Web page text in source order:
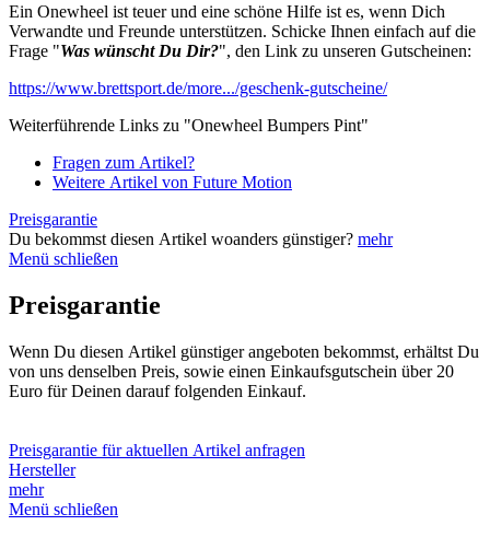
Ein Onewheel ist teuer und eine schöne Hilfe ist es, wenn Dich
Verwandte und Freunde unterstützen. Schicke Ihnen einfach auf die
Frage "Was wünscht Du Dir?", den Link zu unseren Gutscheinen:
https://www.brettsport.de/more.../geschenk-gutscheine/
Weiterführende Links zu "Onewheel Bumpers Pint"
Fragen zum Artikel?
Weitere Artikel von Future Motion
Preisgarantie
Du bekommst diesen Artikel woanders günstiger? mehr
Menü schließen
Preisgarantie
Wenn Du diesen Artikel günstiger angeboten bekommst, erhältst Du
von uns denselben Preis, sowie einen Einkaufsgutschein über 20
Euro für Deinen darauf folgenden Einkauf.
Preisgarantie für aktuellen Artikel anfragen
Hersteller
mehr
Menü schließen